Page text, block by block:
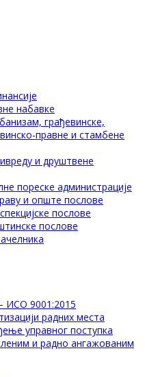
набавке
грађевинске,
правне и стамбене
и друштвене
пореске администрације
и опште послове
послове
послове
ИСО 9001:2015
радних места
управног поступка
и радно ангажованим